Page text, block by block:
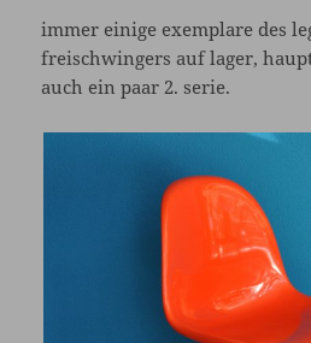
immer einige exemplare des
freischwingers auf lager,
auch ein paar 2. serie.